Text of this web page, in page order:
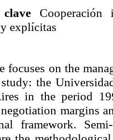
explícitas
focuses on the
study: the
in the period
margins
framework.